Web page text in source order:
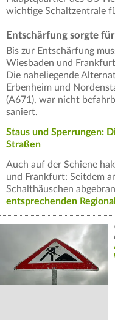
wichtige Schaltzentrale
Entschärfung sorgte
Bis zur Entschärfung
Wiesbaden und
Die naheliegende
Erbenheim und
(A671), war nicht
saniert.
Staus und Sperrungen:
Straßen
Auch auf der Schiene
und Frankfurt: Seitdem
Schalthäuschen
entsprechenden